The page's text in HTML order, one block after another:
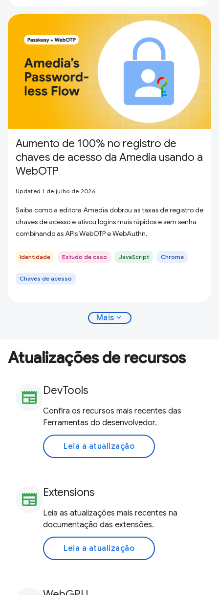
Aumento de 100% no registro de
chaves de acesso da Amedia usando a
WebOTP
Updated 1 de julho de 2026
Saiba como a editora Amedia dobrou as taxas de registro de
chaves de acesso e ativou logins mais rápidos e sem senha
combinando as APIs WebOTP e WebAuthn.
Identidade Estudo de caso JavaScript Chrome
Chaves de acesso
Mais expand_more
Atualizações de recursos
newspaper DevTools
Confira os recursos mais recentes das
Ferramentas do desenvolvedor.
Leia a atualização
newspaper Extensions
Leia as atualizações mais recentes na
documentação das extensões.
Leia a atualização